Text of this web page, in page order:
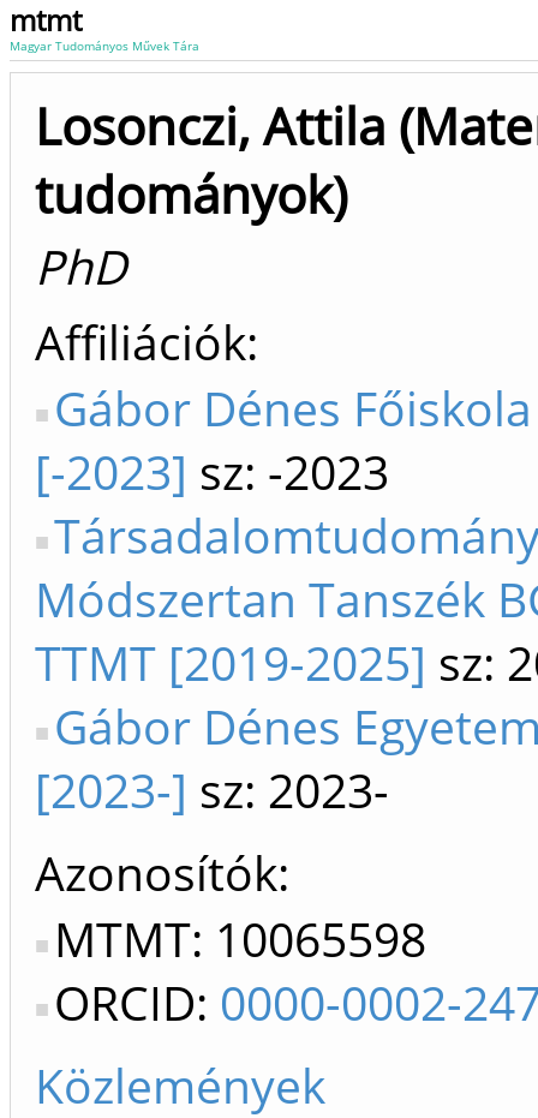
mtmt
Magyar Tudományos Művek Tára
Losonczi, Attila
tudományok)
PhD
Affiliációk
Gábor Dénes Főiskola
[-2023] sz: -2023
Módszertan Tanszék
TTMT [2019-2025] sz:
Gábor Dénes
[2023-] sz: 2023-
Azonosítók
MTMT: 10065598
ORCID: 0000-0002-
Közlemények